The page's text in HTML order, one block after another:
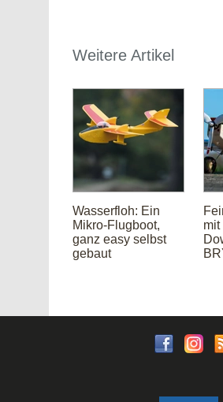
Weitere Artikel
Wasserfloh: Ein
Mikro-Flugboot,
ganz easy selbst
gebaut
mit